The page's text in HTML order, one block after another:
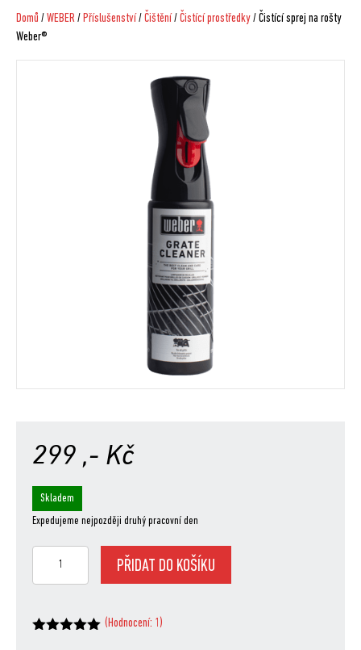
Domů /WEBER/ Příslušenství/Čištění/Čistící prostředky/ Čistící sprej na rošty
Weber®
299 ,- Kč
Skladem
Expedujeme nejpozději druhý pracovní den
Weber®
PŘIDAT DO KOŠÍKU
(Hodnocení: 1 )